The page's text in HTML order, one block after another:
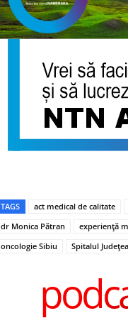
TAGS act medical de calitate
dr Monica Pătran
experiență
oncologie Sibiu
Spitalul